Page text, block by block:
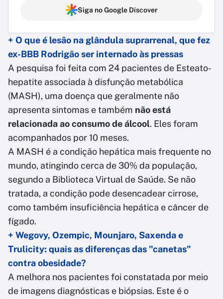
Siga no Google Discover
+ O que é lesão na glândula suprarrenal, que fez
ex-BBB Rodrigão ser internado às pressas
A pesquisa foi feita com 24 pacientes de Esteato-
hepatite associada à disfunção metabólica
(MASH), uma doença que geralmente não
apresenta sintomas e também não está
relacionada ao consumo de álcool. Eles foram
acompanhados por 10 meses.
A MASH é a condição hepática mais frequente no
mundo, atingindo cerca de 30% da população,
segundo a Biblioteca Virtual de Saúde. Se não
tratada, a condição pode desencadear cirrose,
como também insuficiência hepática e câncer de
fígado.
+ Wegovy, Ozempic, Mounjaro, Saxenda e
Trulicity: quais as diferenças das "canetas"
contra obesidade?
A melhora nos pacientes foi constatada por meio
de imagens diagnósticas e biópsias. Este é o